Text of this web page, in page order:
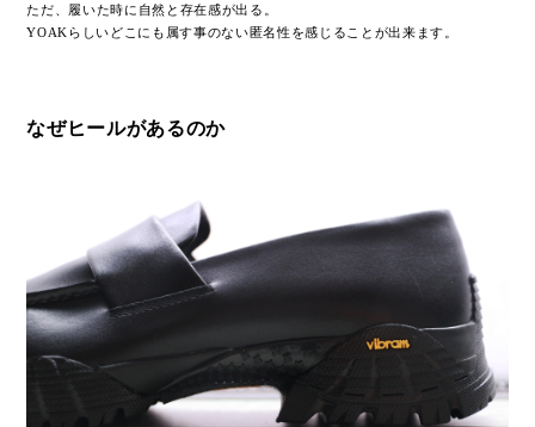
ただ、履いた時に自然と存在感が出る。
YOAKらしいどこにも属す事のない匿名性を感じることが出来ます。
なぜヒールがあるのか